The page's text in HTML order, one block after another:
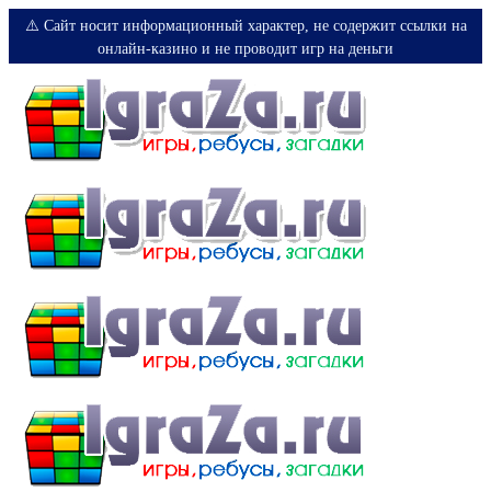
⚠️ Сайт носит информационный характер, не содержит ссылки на
онлайн-казино и не проводит игр на деньги